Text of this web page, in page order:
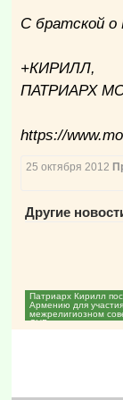
С братской о
+КИРИЛЛ,
ПАТРИАРХ
https://
25 октября 2012
Другие
Патриарх Кирилл
Армению для
межрелигиозном
СНГ...